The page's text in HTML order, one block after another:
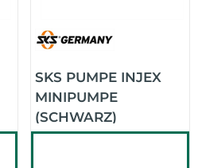
SKS PUMPE INJEX
MINIPUMPE
(SCHWARZ)